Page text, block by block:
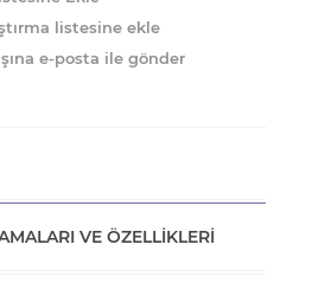
VE ÖZELLIKLERI